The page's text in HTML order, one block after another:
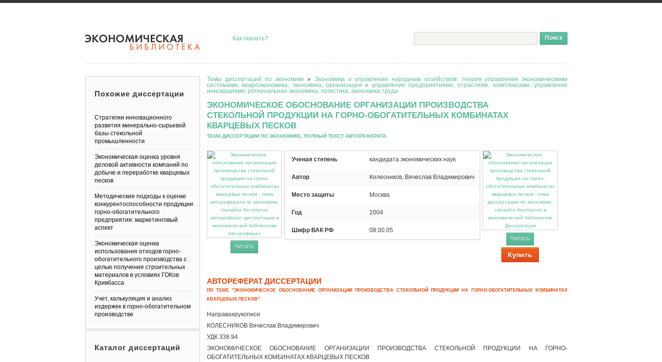
Как скачать?
Темы диссертаций по экономике » Экономика и управление народным хозяйством: теория управления экономическими
системами; макроэкономика; экономика, организация и управление предприятиями, отраслями, комплексами; управление
инновациями; региональная экономика; логистика; экономика труда
ЭКОНОМИЧЕСКОЕ ОБОСНОВАНИЕ ОРГАНИЗАЦИИ ПРОИЗВОДСТВА
СТЕКОЛЬНОЙ ПРОДУКЦИИ НА ГОРНО-ОБОГАТИТЕЛЬНЫХ КОМБИНАТАХ
КВАРЦЕВЫХ ПЕСКОВ
ТЕМА ДИССЕРТАЦИИ ПО ЭКОНОМИКЕ, ПОЛНЫЙ ТЕКСТ АВТОРЕФЕРАТА
Автореферат
Читать
Ученая степень кандидата экономических наук
Автор Колесников, Вячеслав Владимирович
Место защиты Москва
Год 2004
Шифр ВАК РФ 08.00.05
Диссертация
Читать
Купить
АВТОРЕФЕРАТ ДИССЕРТАЦИИ
ПО ТЕМЕ "ЭКОНОМИЧЕСКОЕ ОБОСНОВАНИЕ ОРГАНИЗАЦИИ ПРОИЗВОДСТВА СТЕКОЛЬНОЙ ПРОДУКЦИИ НА ГОРНО-ОБОГАТИТЕЛЬНЫХ КОМБИНАТАХ
КВАРЦЕВЫХ ПЕСКОВ"
Направахрукописи
КОЛЕСНИКОВ Вячеслав Владимирович
УДК 338.94
ЭКОНОМИЧЕСКОЕ ОБОСНОВАНИЕ ОРГАНИЗАЦИИ ПРОИЗВОДСТВА СТЕКОЛЬНОЙ ПРОДУКЦИИ НА ГОРНО-
ОБОГАТИТЕЛЬНЫХ КОМБИНАТАХ КВАРЦЕВЫХ ПЕСКОВ
Похожие диссертации
Стратегии инновационного
развития минерально-сырьевой
базы стекольной
промышленности
Экономическая оценка уровня
деловой активности компаний по
добыче и переработке кварцевых
песков
Методические подходы к оценке
конкурентоспособности продукции
горно-обогатительного
предприятия: маркетинговый
аспект
Экономическая оценка
использования отходов горно-
обогатительного производства с
целью получения строительных
материалов в условиях ГОКов
Кривбасса
Учет, калькуляция и анализ
издержек в горно-обогатительном
производстве
Каталог диссертаций